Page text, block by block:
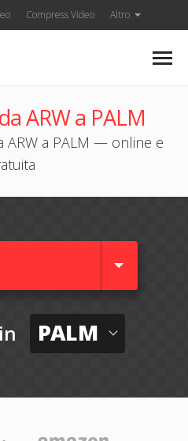
Compress Video Altro
ARW a PALM
ARW a PALM — online e
in PALM